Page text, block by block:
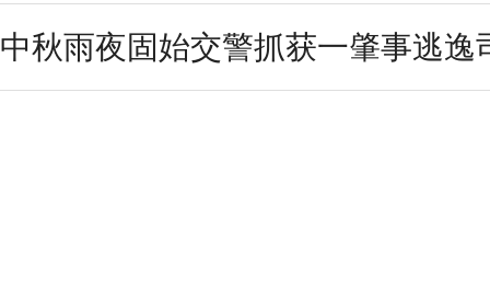
中秋雨夜固始交警抓获一肇事逃逸